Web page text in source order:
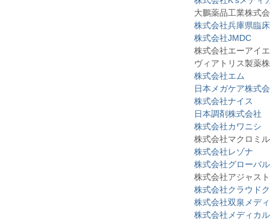
大鵬薬品工業株式
株式会社兵庫県臨
株式会社JMDC
株式会社エーアイエ
ヴィアトリス製薬株
株式会社エム
日本メガケア株式
株式会社ナイス
日本調剤株式会社
株式会社カワニシ
株式会社マクロミル
株式会社レゾナ
株式会社グローバ
株式会社アジャスト
株式会社クラウド
株式会社双泉メデ
株式会社メディカ